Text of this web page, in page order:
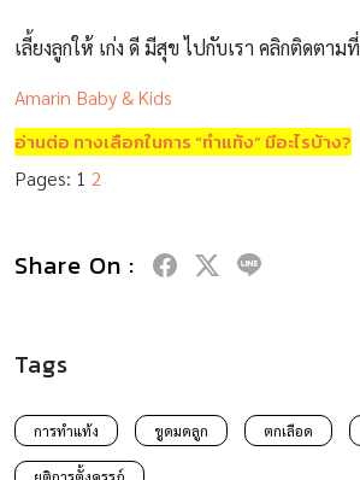
เลี้ยงลูกให้ เก่ง ดี มีสุข ไปกับเรา คลิกติดตามที่
Amarin Baby & Kids
อ่านต่อ ทางเลือกในการ “ทำแท้ง” มีอะไรบ้าง?
Pages: 1 2
Share On :
Tags
การทำแท้ง ขูดมดลูก ตกเลือด
ยุติการตั้งครรภ์